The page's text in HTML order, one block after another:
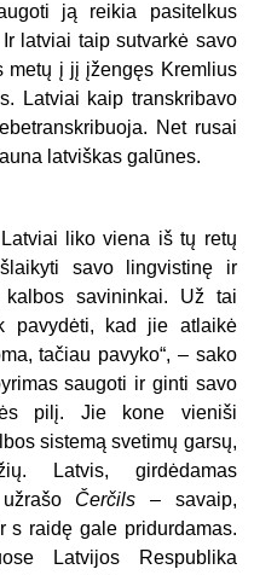
ją reikia pasitelkus
latviai taip sutvarkė savo
metų į jį įžengęs Kremlius
Latviai kaip transkribavo
Net rusai
latviškas galūnes.
liko viena iš tų retų
savo lingvistinę ir
kalbos savininkai. Už tai
pavydėti, kad jie atlaikė
tačiau pavyko“, – sako
saugoti ir ginti savo
pilį. Jie kone vieniši
sistemą svetimų garsų,
Latvis, girdėdamas
Čerčils – savaip,
s raidę gale pridurdamas.
Latvijos Respublika